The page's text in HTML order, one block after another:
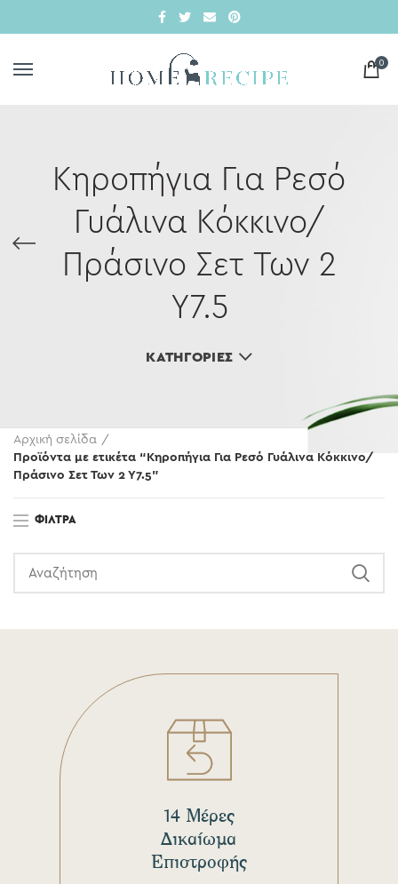
0
Κηροπήγια Για Ρεσό
Γυάλινα Κόκκινο/
Πράσινο Σετ Των 2
Υ7.5
ΚΑΤΗΓΟΡΊΕΣ
Αρχική σελίδα
Προϊόντα με ετικέτα “Κηροπήγια Για Ρεσό Γυάλινα Κόκκινο/
Πράσινο Σετ Των 2 Υ7.5”
ΦΊΛΤΡΑ
14 Μέρες
Δικαίωμα
Επιστροφής